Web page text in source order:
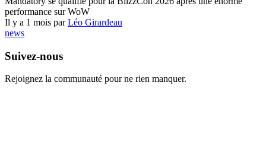
performance sur WoW
Il y a 1 mois parLéo Girardeau
news
Suivez-nous
Rejoignez la communauté pour ne rien manquer.